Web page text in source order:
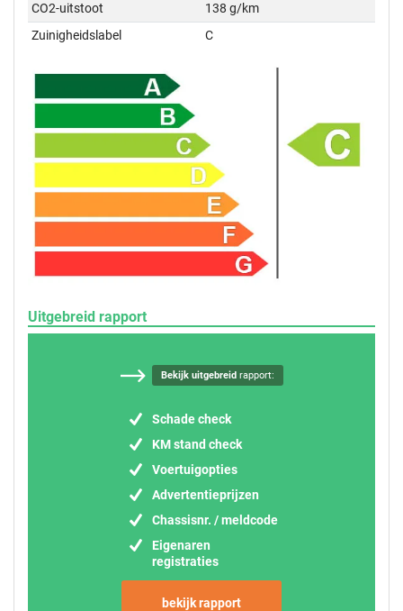
CO2-uitstoot
138 g/km
Zuinigheidslabel
C
Uitgebreid rapport
Bekijk uitgebreidrapport:
Schade check
KM stand check
Voertuigopties
Advertentieprijzen
Chassisnr. / meldcode
Eigenaren
registraties
bekijk rapport